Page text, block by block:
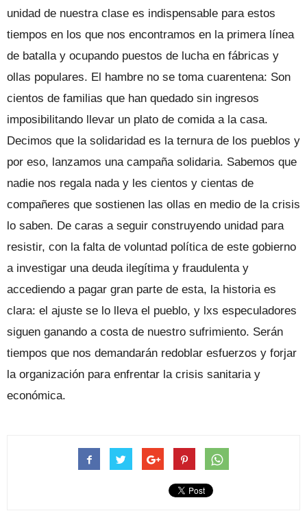
unidad de nuestra clase es indispensable para estos
tiempos en los que nos encontramos en la primera línea
de batalla y ocupando puestos de lucha en fábricas y
ollas populares. El hambre no se toma cuarentena: Son
cientos de familias que han quedado sin ingresos
imposibilitando llevar un plato de comida a la casa.
Decimos que la solidaridad es la ternura de los pueblos y
por eso, lanzamos una campaña solidaria. Sabemos que
nadie nos regala nada y les cientos y cientas de
compañeres que sostienen las ollas en medio de la crisis
lo saben. De caras a seguir construyendo unidad para
resistir, con la falta de voluntad política de este gobierno
a investigar una deuda ilegítima y fraudulenta y
accediendo a pagar gran parte de esta, la historia es
clara: el ajuste se lo lleva el pueblo, y lxs especuladores
siguen ganando a costa de nuestro sufrimiento. Serán
tiempos que nos demandarán redoblar esfuerzos y forjar
la organización para enfrentar la crisis sanitaria y
económica.